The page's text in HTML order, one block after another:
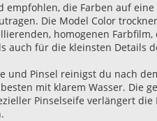
empfohlen, die Farben auf
Die Model Color
homogenen
auch für die kleinsten Details
und Pinsel reinigst du nach
mit klarem Wasser. Die
Pinselseife verlängert